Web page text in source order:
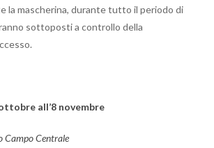
la mascherina, durante tutto il periodo di
sottoposti a controllo della
all’8 novembre
Campo Centrale